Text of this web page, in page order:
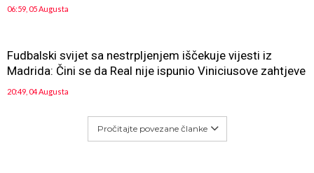
06:59, 05 Augusta
Fudbalski svijet sa nestrpljenjem iščekuje vijesti iz
Madrida: Čini se da Real nije ispunio Viniciusove zahtjeve
20:49, 04 Augusta
Pročitajte povezane članke